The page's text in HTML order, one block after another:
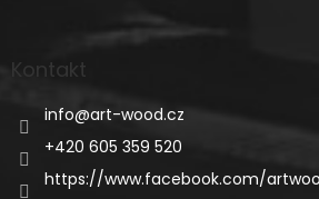
Kontakt
info@art-wood.cz
+420 605 359 520
https://www.facebook.com/